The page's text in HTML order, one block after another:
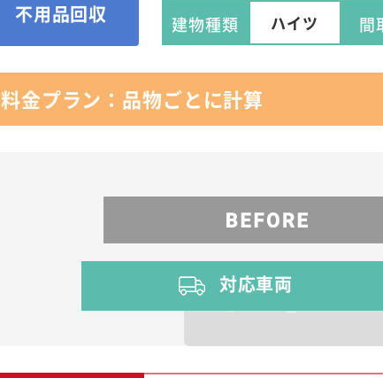
不用品回収 建物種類 ハイツ 間
料金プラン：品物ごとに計算
対応車両